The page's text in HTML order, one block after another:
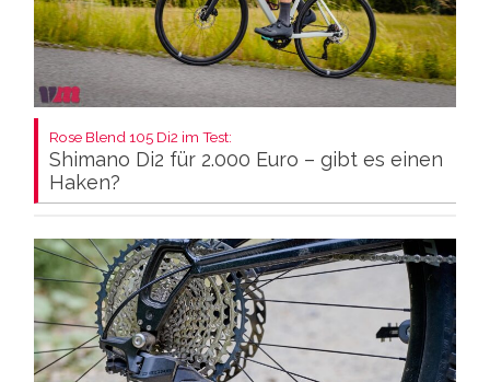
Rose Blend 105 Di2 im Test:
Shimano Di2 für 2.000 Euro – gibt es einen
Haken?